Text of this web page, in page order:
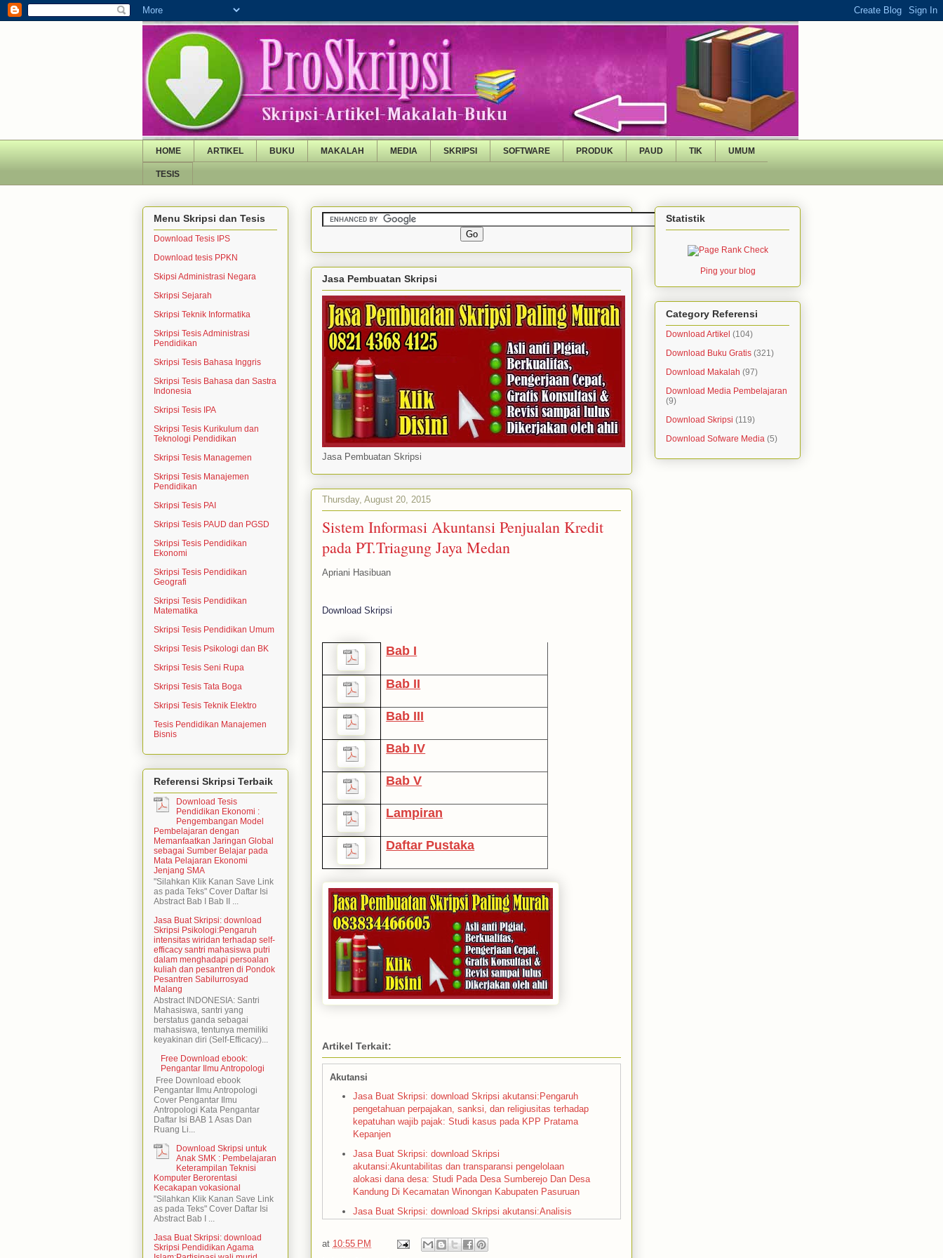
HOME ARTIKEL BUKU MAKALAH MEDIA SKRIPSI SOFTWARE PRODUK PAUD TIK UMUM
TESIS
Jasa Pembuatan Skripsi
Jasa Pembuatan Skripsi
Thursday, August 20, 2015
Sistem Informasi Akuntansi Penjualan Kredit
pada PT.Triagung Jaya Medan
Apriani Hasibuan
Download Skripsi
Bab I
Bab II
Bab III
Bab IV
Bab V
Lampiran
Daftar Pustaka
Artikel Terkait:
Akutansi
Jasa Buat Skripsi: download Skripsi akutansi:Pengaruh
pengetahuan perpajakan, sanksi, dan religiusitas terhadap
kepatuhan wajib pajak: Studi kasus pada KPP Pratama
Kepanjen
Jasa Buat Skripsi: download Skripsi
akutansi:Akuntabilitas dan transparansi pengelolaan
alokasi dana desa: Studi Pada Desa Sumberejo Dan Desa
Kandung Di Kecamatan Winongan Kabupaten Pasuruan
Jasa Buat Skripsi: download Skripsi akutansi:Analisis
mudharabah: Studi Kasus Pada PT. Bank Tabungan
Negara (PERSERO) Kantor Cabang Syariah Malang
at 10:55 PM
Menu Skripsi dan Tesis
Download Tesis IPS
Download tesis PPKN
Skipsi Administrasi Negara
Skripsi Sejarah
Skripsi Teknik Informatika
Skripsi Tesis Administrasi
Pendidikan
Skripsi Tesis Bahasa Inggris
Skripsi Tesis Bahasa dan Sastra
Indonesia
Skripsi Tesis IPA
Skripsi Tesis Kurikulum dan
Teknologi Pendidikan
Skripsi Tesis Managemen
Skripsi Tesis Manajemen
Pendidikan
Skripsi Tesis PAI
Skripsi Tesis PAUD dan PGSD
Skripsi Tesis Pendidikan
Ekonomi
Skripsi Tesis Pendidikan
Geografi
Skripsi Tesis Pendidikan
Matematika
Skripsi Tesis Pendidikan Umum
Skripsi Tesis Psikologi dan BK
Skripsi Tesis Seni Rupa
Skripsi Tesis Tata Boga
Skripsi Tesis Teknik Elektro
Tesis Pendidikan Manajemen
Bisnis
Referensi Skripsi Terbaik
Download Tesis
Pendidikan Ekonomi :
Pengembangan Model
Pembelajaran dengan
Memanfaatkan Jaringan Global
sebagai Sumber Belajar pada
Mata Pelajaran Ekonomi
Jenjang SMA
"Silahkan Klik Kanan Save Link
as pada Teks" Cover Daftar Isi
Abstract Bab I Bab II ...
Jasa Buat Skripsi: download
Skripsi Psikologi:Pengaruh
intensitas wiridan terhadap self-
efficacy santri mahasiswa putri
dalam menghadapi persoalan
kuliah dan pesantren di Pondok
Pesantren Sabilurrosyad
Malang
Abstract INDONESIA: Santri
Mahasiswa, santri yang
berstatus ganda sebagai
mahasiswa, tentunya memiliki
keyakinan diri (Self-Efficacy)...
Free Download ebook:
Pengantar Ilmu Antropologi
Free Download ebook
Pengantar Ilmu Antropologi
Cover Pengantar Ilmu
Antropologi Kata Pengantar
Daftar Isi BAB 1 Asas Dan
Ruang Li...
Download Skripsi untuk
Anak SMK : Pembelajaran
Keterampilan Teknisi
Komputer Berorentasi
Kecakapan vokasional
"Silahkan Klik Kanan Save Link
as pada Teks" Cover Daftar Isi
Abstract Bab I ...
Jasa Buat Skripsi: download
Skripsi Pendidikan Agama
Statistik
Ping your blog
Category Referensi
Download Artikel (104)
Download Buku Gratis (321)
Download Makalah (97)
Download Media Pembelajaran
(9)
Download Skripsi (119)
Download Sofware Media (5)